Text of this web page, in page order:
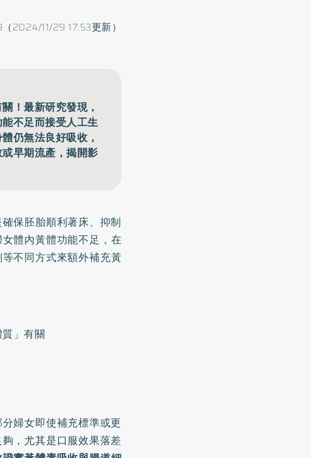
2024/11/29 17:53更新）
！最新研究發現，
不足而接受人工生
仍無法良好吸收，
早期流產，揭開影
保胚胎順利著床、抑制
女體內黃體功能不足，在
不同方式來額外補充黃
」有關
婦女即使補充標準或更
，尤其是口服效果落差